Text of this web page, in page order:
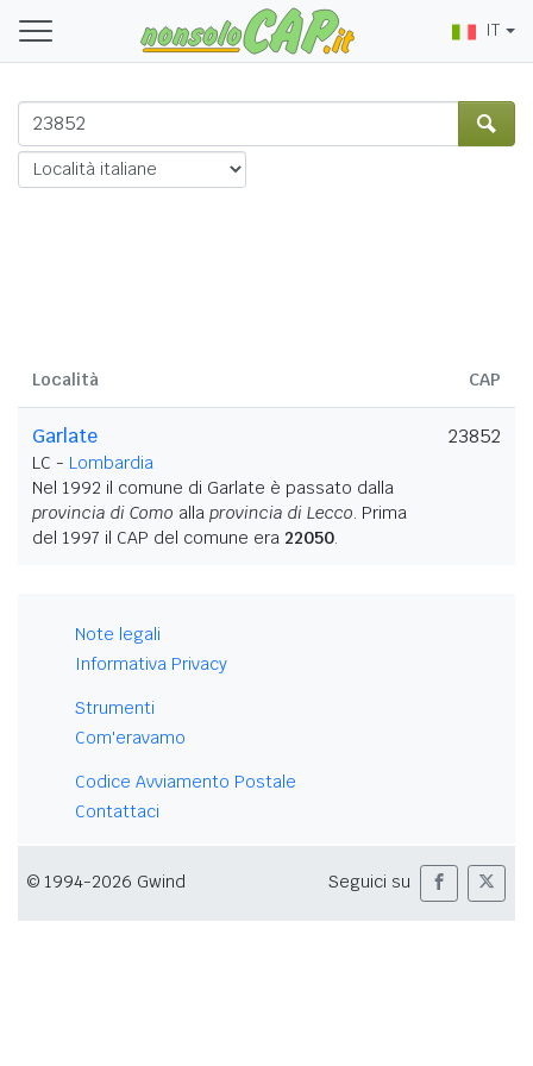
IT
Località CAP
Garlate
LC - Lombardia
Nel 1992 il comune di Garlate è passato dalla
provincia di Como alla provincia di Lecco. Prima
del 1997 il CAP del comune era 22050.
23852
Note legali
Informativa Privacy
Strumenti
Com'eravamo
Codice Avviamento Postale
Contattaci
© 1994-2026 Gwind Seguici su